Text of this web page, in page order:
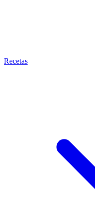
Recetas